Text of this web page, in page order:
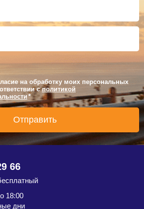
на обработку моих персональных
сполитикой
*
66
18:00
дни